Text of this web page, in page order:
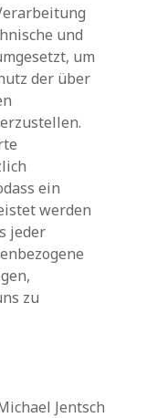
und
um
der über
ein
werden
jeder
zu
Jentsch